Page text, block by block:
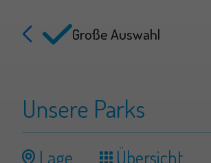
Große Auswahl
Unsere Parks
Lage Übersicht